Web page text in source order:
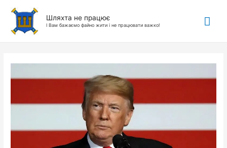
Шляхта не працює
І Вам бажаємо файно жити і не працювати важко!